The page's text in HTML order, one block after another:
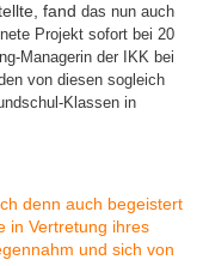
fand das nun auch
Projekt sofort bei 20
Managerin der IKK bei
von diesen sogleich
Klassen in